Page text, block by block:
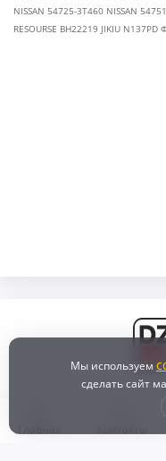
NISSAN 54725-3T460 NISSAN
RESOURSE BH22219 JIKIU
Мы используем
сделать сайт
Бонусная программа